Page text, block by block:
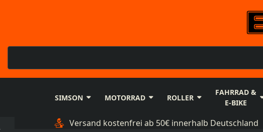
SIMSON MOTORRAD ROLLER
FAHRRAD &
E-BIKE
Versand kostenfrei ab 50€ innerhalb Deutschland